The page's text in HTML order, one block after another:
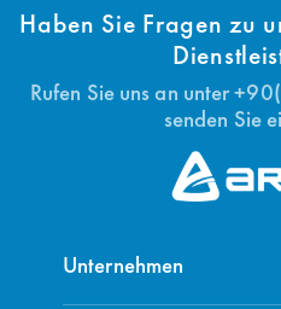
Haben Sie Fragen zu
Rufen Sie uns an unter
senden Sie
Unternehmen